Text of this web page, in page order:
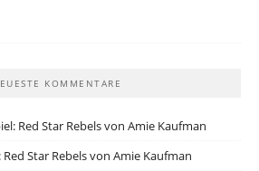
KOMMENTARE
Red Star Rebels von Amie Kaufman
Star Rebels von Amie Kaufman